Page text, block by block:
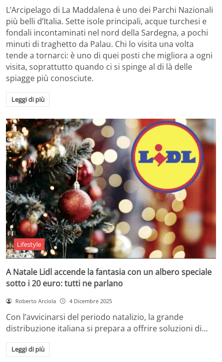
L’Arcipelago di La Maddalena è uno dei Parchi Nazionali
più belli d’Italia. Sette isole principali, acque turchesi e
fondali incontaminati nel nord della Sardegna, a pochi
minuti di traghetto da Palau. Chi lo visita una volta
tende a tornarci: è uno di quei posti che migliora a ogni
visita, soprattutto quando ci si spinge al di là delle
spiagge più conosciute.
Leggi di più
Lifestyle
A Natale Lidl accende la fantasia con un albero speciale
sotto i 20 euro: tutti ne parlano
Roberto Arciola 4 Dicembre 2025
Con l’avvicinarsi del periodo natalizio, la grande
distribuzione italiana si prepara a offrire soluzioni di…
Leggi di più